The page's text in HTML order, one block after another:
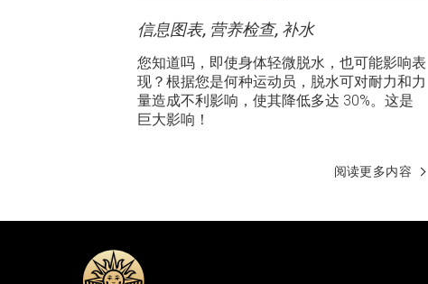
信息图表, 营养检查, 补水
您知道吗，即使身体轻微脱水，也可能影响表
现？根据您是何种运动员，脱水可对耐力和力
量造成不利影响，使其降低多达 30%。这是
巨大影响！
阅读更多内容